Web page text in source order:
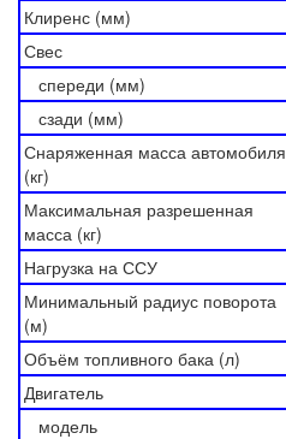
Клиренс (мм)
Свес
спереди (мм)
сзади (мм)
Снаряженная масса автомобиля
(кг)
Максимальная разрешенная
масса (кг)
Нагрузка на ССУ
Минимальный радиус поворота
(м)
Объём топливного бака (л)
Двигатель
модель